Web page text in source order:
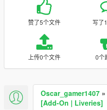
赞了5个文件 写了
上传0个文件 0个
Oscar_gamer1407 »
[Add-On | Liveries]